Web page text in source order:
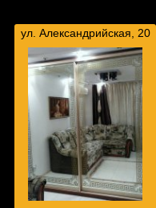
ул. Александрийская, 20